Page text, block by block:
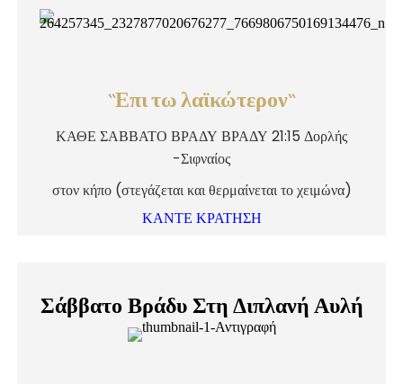
``Επι τω λαϊκώτερον``
ΚΑΘΕ ΣΑΒΒΑΤΟ ΒΡΑΔΥ ΒΡΑΔΥ 21:15 Δορλής
-Σιφναίος
στον κήπο (στεγάζεται και θερμαίνεται το χειμώνα)
ΚΑΝΤΕ ΚΡΑΤΗΣΗ
Σάββατο Βράδυ Στη Διπλανή Αυλή